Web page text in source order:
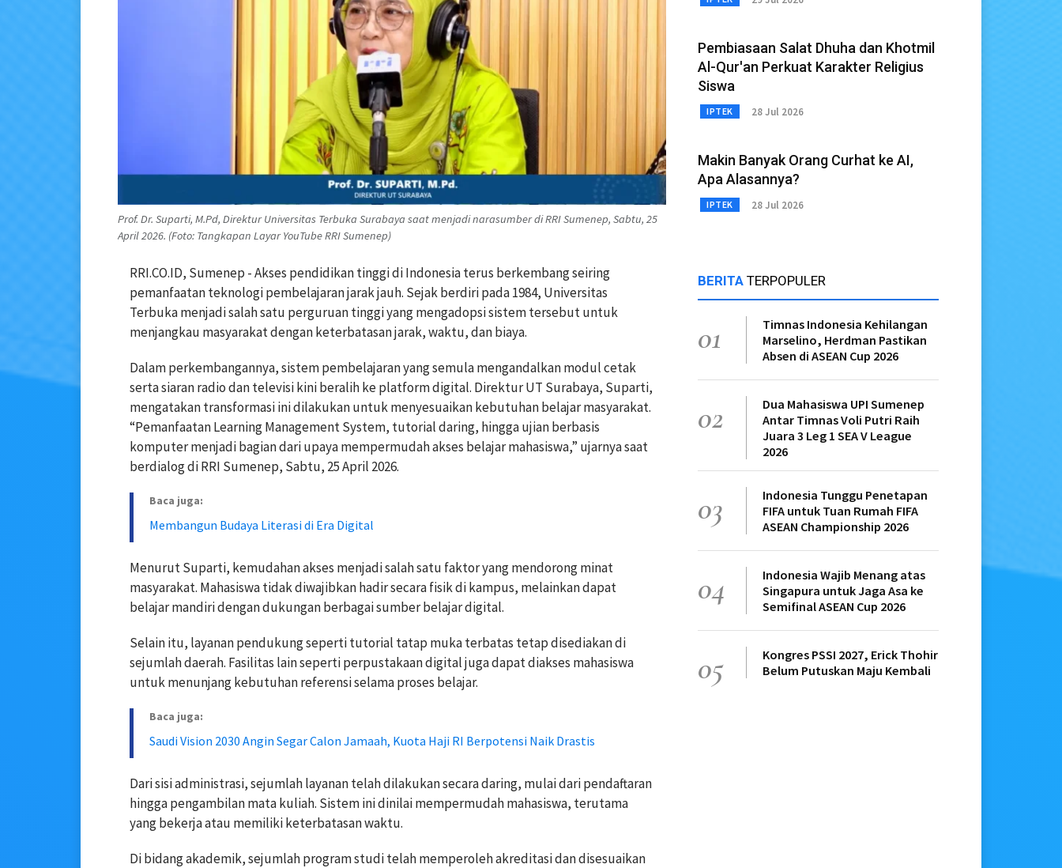
Prof. Dr. Suparti, M.Pd, Direktur Universitas Terbuka Surabaya saat menjadi narasumber di RRI Sumenep, Sabtu, 25
April 2026. (Foto: Tangkapan Layar YouTube RRI Sumenep)
RRI.CO.ID, Sumenep - Akses pendidikan tinggi di Indonesia terus berkembang seiring
pemanfaatan teknologi pembelajaran jarak jauh. Sejak berdiri pada 1984, Universitas
Terbukamenjadi salah satu perguruan tinggi yang mengadopsi sistem tersebut untuk
menjangkau masyarakat dengan keterbatasan jarak, waktu, dan biaya.
Dalam perkembangannya, sistem pembelajaran yang semula mengandalkan modul cetak
serta siaran radio dan televisi kini beralih ke platform digital. Direktur UT Surabaya, Suparti,
mengatakan transformasi ini dilakukan untuk menyesuaikan kebutuhan belajar masyarakat.
“Pemanfaatan Learning Management System, tutorial daring, hingga ujian berbasis
komputer menjadi bagian dari upaya mempermudah akses belajar mahasiswa,” ujarnya saat
berdialog di RRI Sumenep, Sabtu, 25 April 2026.
Baca juga:
Membangun Budaya Literasi di Era Digital
Menurut Suparti, kemudahan akses menjadi salah satu faktor yang mendorong minat
masyarakat. Mahasiswa tidak diwajibkan hadir secara fisik di kampus, melainkan dapat
belajar mandiri dengan dukungan berbagai sumber belajar digital.
Selain itu, layanan pendukung seperti tutorial tatap muka terbatas tetap disediakan di
sejumlah daerah. Fasilitas lain seperti perpustakaan digital juga dapat diakses mahasiswa
untuk menunjang kebutuhan referensi selama proses belajar.
Baca juga:
Saudi Vision 2030 Angin Segar Calon Jamaah, Kuota Haji RI Berpotensi Naik Drastis
Dari sisi administrasi, sejumlah layanan telah dilakukan secara daring, mulai dari pendaftaran
hingga pengambilan mata kuliah. Sistem ini dinilai mempermudah mahasiswa, terutama
yang bekerja atau memiliki keterbatasan waktu.
Di bidang akademik, sejumlah program studi telah memperoleh akreditasi dan disesuaikan
Pembiasaan Salat Dhuha dan Khotmil
Al-Qur'an Perkuat Karakter Religius
Siswa
IPTEK 28 Jul 2026
Makin Banyak Orang Curhat ke AI,
Apa Alasannya?
IPTEK 28 Jul 2026
BERITA TERPOPULER
01
Timnas Indonesia Kehilangan
Marselino, Herdman Pastikan
Absen di ASEAN Cup 2026
02
Dua Mahasiswa UPI Sumenep
Antar Timnas Voli Putri Raih
Juara 3 Leg 1 SEA V League
2026
03
Indonesia Tunggu Penetapan
FIFA untuk Tuan Rumah FIFA
ASEAN Championship 2026
04
Indonesia Wajib Menang atas
Singapura untuk Jaga Asa ke
Semifinal ASEAN Cup 2026
05
Kongres PSSI 2027, Erick Thohir
Belum Putuskan Maju Kembali